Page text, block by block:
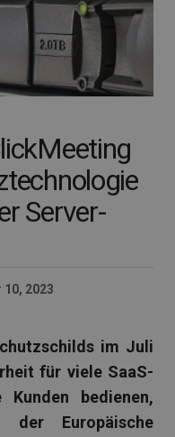
Server-
10, 2023
im Juli
für viele SaaS-
bedienen,
der Europäische